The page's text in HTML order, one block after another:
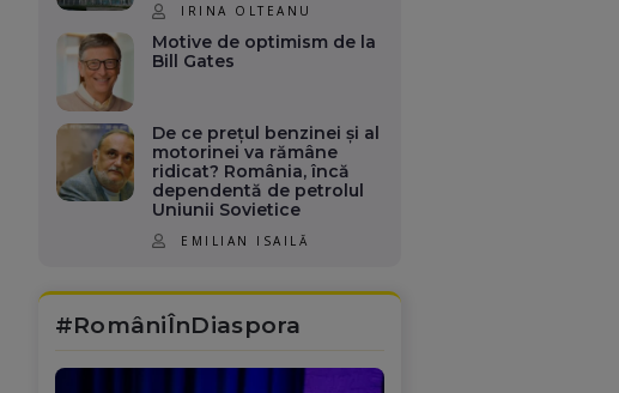
IRINA OLTEANU
Motive de optimism de la
Bill Gates
De ce prețul benzinei și al
motorinei va rămâne
ridicat? România, încă
dependentă de petrolul
Uniunii Sovietice
EMILIAN ISAILĂ
#RomâniÎnDiaspora